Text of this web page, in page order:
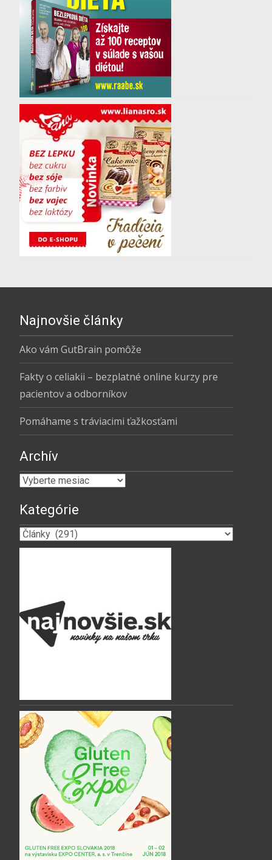
Najnovšie články
Ako vám GutBrain pomôže
Fakty o celiakii – bezplatné online kurzy pre
pacientov a odborníkov
Pomáhame s tráviacimi ťažkosťami
Archív
Archív
Kategórie
Kategórie